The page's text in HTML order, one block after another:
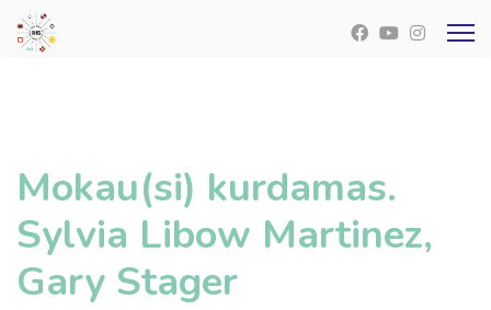
Mokau(si) kurdamas.
Sylvia Libow Martinez,
Gary Stager